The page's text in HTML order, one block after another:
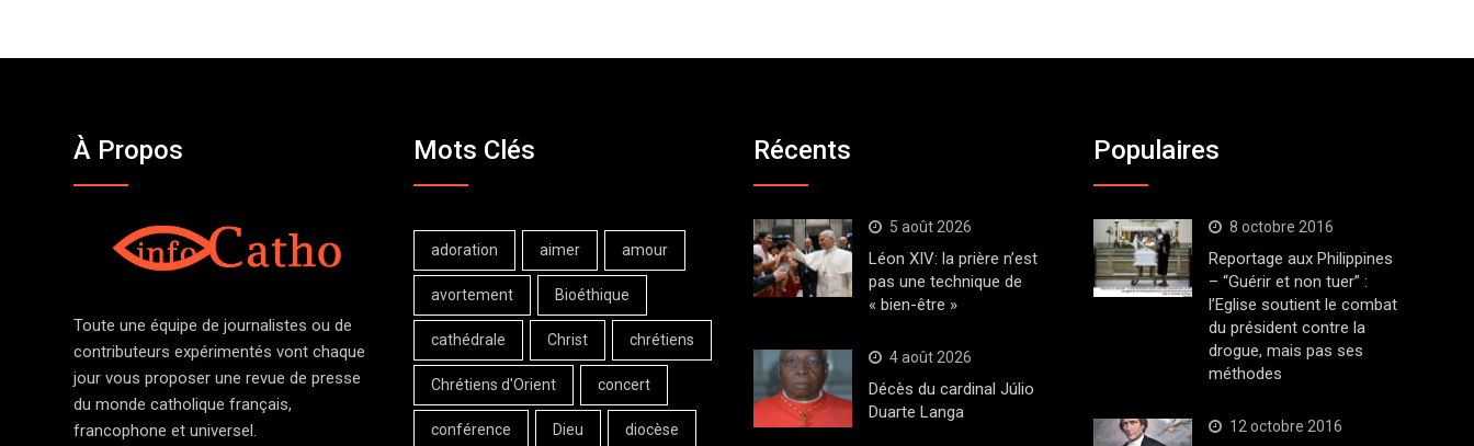
À Propos
Toute une équipe de journalistes ou de
contributeurs expérimentés vont chaque
jour vous proposer une revue de presse
du monde catholique français,
francophone et universel.
Mots Clés
adoration aimer amour
avortement Bioéthique
cathédrale Christ chrétiens
Chrétiens d'Orient concert
conférence Dieu diocèse
Récents
5 août 2026
Léon XIV: la prière n’est
pas une technique de
« bien-être »
4 août 2026
Décès du cardinal Júlio
Duarte Langa
Populaires
8 octobre 2016
Reportage aux Philippines
– “Guérir et non tuer” :
l’Eglise soutient le combat
du président contre la
drogue, mais pas ses
méthodes
12 octobre 2016